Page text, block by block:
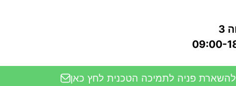
להשארת פניה לתמיכה הטכנית לחץ כאן